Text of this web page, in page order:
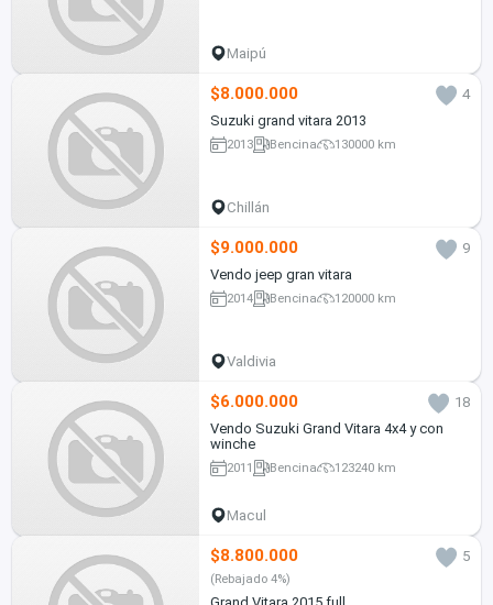
Maipú
$8.000.000
4
Suzuki grand vitara 2013
2013 Bencina 130000 km
Chillán
$9.000.000
9
Vendo jeep gran vitara
2014 Bencina 120000 km
Valdivia
$6.000.000
18
Vendo Suzuki Grand Vitara 4x4 y con
winche
2011 Bencina 123240 km
Macul
$8.800.000 5
(Rebajado 4%)